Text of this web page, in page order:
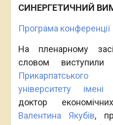
СИНЕРГЕТИЧНИЙ
Програма конференції
На пленарному
словом виступили
університету
доктор
Валентина Якубів,